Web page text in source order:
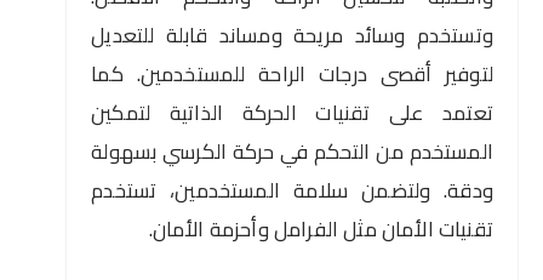
وتستخدم وسائد مريحة ومساند قابلة للتعديل
لتوفير أقصى درجات الراحة للمستخدمين. كما
تعتمد على تقنيات الحركة الذاتية لتمكين
المستخدم من التحكم في حركة الكرسي بسهولة
ودقة. ولتضمن سلامة المستخدمين، تستخدم
تقنيات الأمان مثل الفرامل وأحزمة الأمان.